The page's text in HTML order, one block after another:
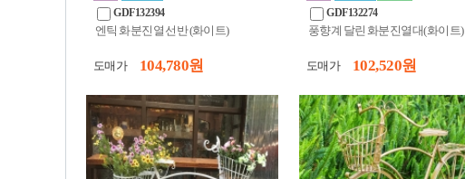
GDF132394
엔틱 화분진열 선반 (화이트)
도매가 104,780 원
GDF132274
풍향계 달린 화분진열대(화이트)
도매가 102,520 원